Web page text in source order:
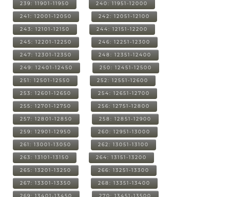
239: 11901-11950 240: 11951-12000
241: 12001-12050 242: 12051-12100
243: 12101-12150 244: 12151-12200
245: 12201-12250 246: 12251-12300
247: 12301-12350 248: 12351-12400
249: 12401-12450 250: 12451-12500
251: 12501-12550 252: 12551-12600
253: 12601-12650 254: 12651-12700
255: 12701-12750 256: 12751-12800
257: 12801-12850 258: 12851-12900
259: 12901-12950 260: 12951-13000
261: 13001-13050 262: 13051-13100
263: 13101-13150 264: 13151-13200
265: 13201-13250 266: 13251-13300
267: 13301-13350 268: 13351-13400
269: 13401-13450 270: 13451-13500